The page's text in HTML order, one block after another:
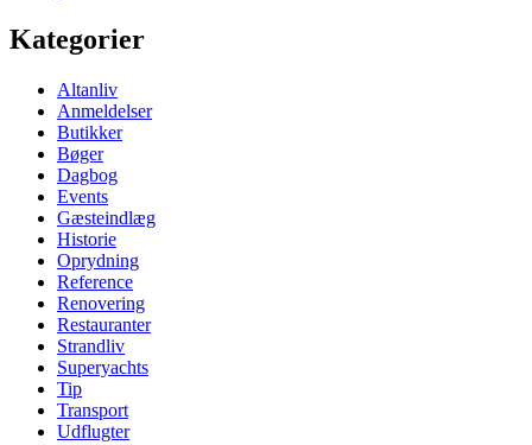
Kategorier
Altanliv
Anmeldelser
Butikker
Bøger
Dagbog
Events
Gæsteindlæg
Historie
Oprydning
Reference
Renovering
Restauranter
Strandliv
Superyachts
Tip
Transport
Udflugter